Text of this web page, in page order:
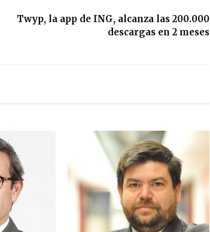
Twyp, la app de ING, alcanza las 200.000
descargas en 2 meses